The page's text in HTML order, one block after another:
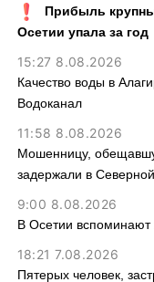
Прибыль
Осетии упала за год
15:27 8.08.2026
Качество воды в
Водоканал
11:58 8.08.2026
Мошенницу,
задержали в
9:00 8.08.2026
В Осетии вспоминают
18:21 7.08.2026
Пятерых человек,